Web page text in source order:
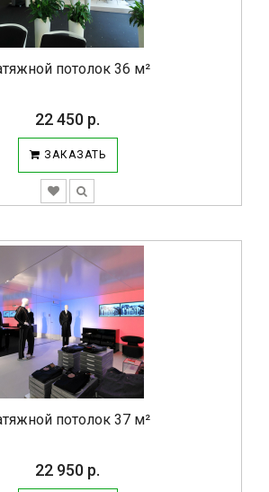
потолок 36 м²
22 450 р.
ЗАКАЗАТЬ
потолок 37 м²
22 950 р.